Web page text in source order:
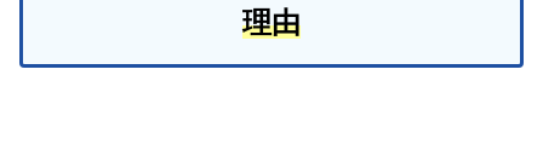
理由